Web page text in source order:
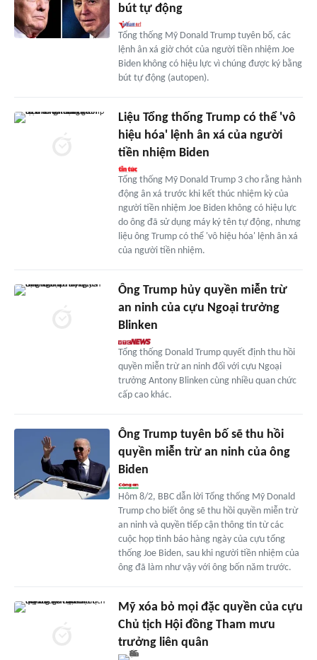
bút tự động
Tổng thống Mỹ Donald Trump tuyên bố, các
lệnh ân xá giờ chót của người tiền nhiệm Joe
Biden không có hiệu lực vì chúng được ký bằng
bút tự động (autopen).
Liệu Tổng thống Trump có thể 'vô
hiệu hóa' lệnh ân xá của người
tiền nhiệm Biden
Tổng thống Mỹ Donald Trump 3 cho rằng hành
động ân xá trước khi kết thúc nhiệm kỳ của
người tiền nhiệm Joe Biden không có hiệu lực
do ông đã sử dụng máy ký tên tự động, nhưng
liệu ông Trump có thể 'vô hiệu hóa' lệnh ân xá
của người tiền nhiệm.
Ông Trump hủy quyền miễn trừ
an ninh của cựu Ngoại trưởng
Blinken
Tổng thống Donald Trump quyết định thu hồi
quyền miễn trừ an ninh đối với cựu Ngoại
trưởng Antony Blinken cùng nhiều quan chức
cấp cao khác.
Ông Trump tuyên bố sẽ thu hồi
quyền miễn trừ an ninh của ông
Biden
Hôm 8/2, BBC dẫn lời Tổng thống Mỹ Donald
Trump cho biết ông sẽ thu hồi quyền miễn trừ
an ninh và quyền tiếp cận thông tin từ các
cuộc họp tình báo hàng ngày của cựu tổng
thống Joe Biden, sau khi người tiền nhiệm của
ông đã làm như vậy với ông bốn năm trước.
Mỹ xóa bỏ mọi đặc quyền của cựu
Chủ tịch Hội đồng Tham mưu
trưởng liên quân